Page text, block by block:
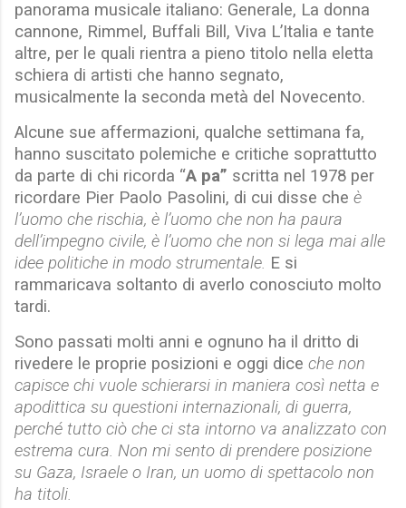
panorama musicale italiano: Generale, La donna
cannone, Rimmel, Buffali Bill, Viva L’Italia e tante
altre, per le quali rientra a pieno titolo nella eletta
schiera di artisti che hanno segnato,
musicalmente la seconda metà del Novecento.
Alcune sue affermazioni, qualche settimana fa,
hanno suscitato polemiche e critiche soprattutto
da parte di chi ricorda “A pa” scritta nel 1978 per
ricordare Pier Paolo Pasolini, di cui disse che è
l’uomo che rischia, è l’uomo che non ha paura
dell’impegno civile, è l’uomo che non si lega mai alle
idee politiche in modo strumentale. E si
rammaricava soltanto di averlo conosciuto molto
tardi.
Sono passati molti anni e ognuno ha il dritto di
rivedere le proprie posizioni e oggi dice che non
capisce chi vuole schierarsi in maniera così netta e
apodittica su questioni internazionali, di guerra,
perché tutto ciò che ci sta intorno va analizzato con
estrema cura. Non mi sento di prendere posizione
su Gaza, Israele o Iran, un uomo di spettacolo non
ha titoli.